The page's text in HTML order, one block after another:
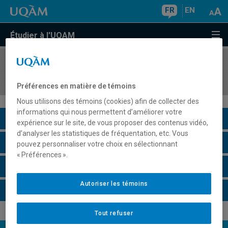
FR EN
Étudier à l'UQAM
COURS//
Description du cours
Horaire - Été 2026
Préférences en matière de témoins
Nous utilisons des témoins (cookies) afin de collecter des
informations qui nous permettent d’améliorer votre
expérience sur le site, de vous proposer des contenus vidéo,
d’analyser les statistiques de fréquentation, etc. Vous
pouvez personnaliser votre choix en sélectionnant
« Préférences ».
Tout refuser
Autoriser les témoins